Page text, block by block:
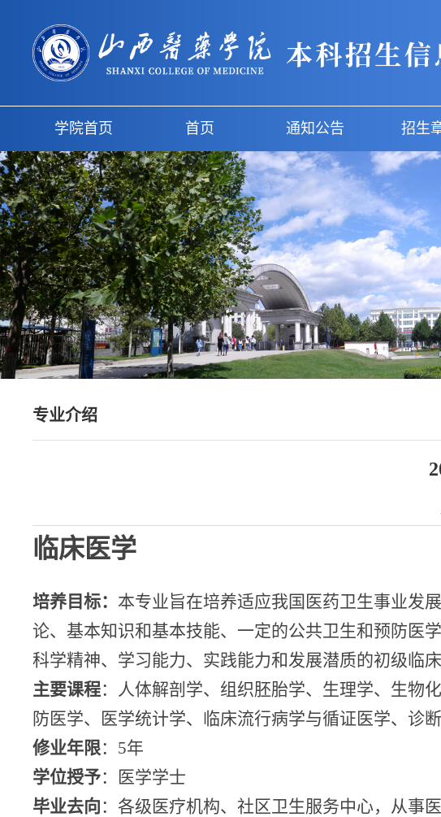
学院首页 首页 通知公告 招生
专业介绍
临床医学
培养目标： 本专业旨在培养适应我国医药卫生事业发
论、基本知识和基本技能、一定的公共卫生和预防医
科学精神、学习能力、实践能力和发展潜质的初级临床
主要课程：人体解剖学、组织胚胎学、生理学、生物
防医学、医学统计学、临床流行病学与循证医学、诊
修业年限： 5年
学位授予：医学学士
毕业去向：各级医疗机构、社区卫生服务中心，从事